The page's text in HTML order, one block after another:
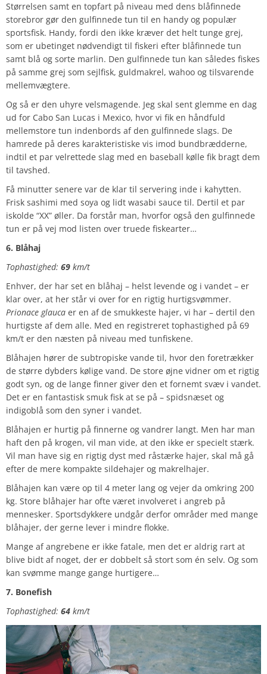
Størrelsen samt en topfart på niveau med dens blåfinnede
storebror gør den gulfinnede tun til en handy og populær
sportsfisk. Handy, fordi den ikke kræver det helt tunge grej,
som er ubetinget nødvendigt til fiskeri efter blåfinnede tun
samt blå og sorte marlin. Den gulfinnede tun kan således fiskes
på samme grej som sejlfisk, guldmakrel, wahoo og tilsvarende
mellemvægtere.
Og så er den uhyre velsmagende. Jeg skal sent glemme en dag
ud for Cabo San Lucas i Mexico, hvor vi fik en håndfuld
mellemstore tun indenbords af den gulfinnede slags. De
hamrede på deres karakteristiske vis imod bundbrædderne,
indtil et par velrettede slag med en baseball kølle fik bragt dem
til tavshed.
Få minutter senere var de klar til servering inde i kahytten.
Frisk sashimi med soya og lidt wasabi sauce til. Dertil et par
iskolde “XX” øller. Da forstår man, hvorfor også den gulfinnede
tun er på vej mod listen over truede fiskearter…
6. Blåhaj
Tophastighed: 69 km/t
Enhver, der har set en blåhaj – helst levende og i vandet – er
klar over, at her står vi over for en rigtig hurtigsvømmer.
Prionace glauca er en af de smukkeste hajer, vi har – dertil den
hurtigste af dem alle. Med en registreret tophastighed på 69
km/t er den næsten på niveau med tunfiskene.
Blåhajen hører de subtropiske vande til, hvor den foretrækker
de større dybders kølige vand. De store øjne vidner om et rigtig
godt syn, og de lange finner giver den et fornemt svæv i vandet.
Det er en fantastisk smuk fisk at se på – spidsnæset og
indigoblå som den syner i vandet.
Blåhajen er hurtig på finnerne og vandrer langt. Men har man
haft den på krogen, vil man vide, at den ikke er specielt stærk.
Vil man have sig en rigtig dyst med råstærke hajer, skal må gå
efter de mere kompakte sildehajer og makrelhajer.
Blåhajen kan være op til 4 meter lang og vejer da omkring 200
kg. Store blåhajer har ofte været involveret i angreb på
mennesker. Sportsdykkere undgår derfor områder med mange
blåhajer, der gerne lever i mindre flokke.
Mange af angrebene er ikke fatale, men det er aldrig rart at
blive bidt af noget, der er dobbelt så stort som én selv. Og som
kan svømme mange gange hurtigere…
7. Bonefish
Tophastighed: 64 km/t